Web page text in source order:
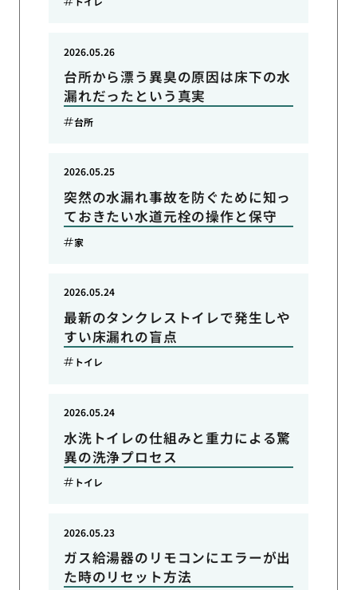
台所から漂う異臭の原因は床下の水
漏れだったという真実
2026.05.26
台所
突然の水漏れ事故を防ぐために知っ
ておきたい水道元栓の操作と保守
2026.05.25
家
最新のタンクレストイレで発生しや
すい床漏れの盲点
2026.05.24
トイレ
水洗トイレの仕組みと重力による驚
異の洗浄プロセス
2026.05.24
トイレ
ガス給湯器のリモコンにエラーが出
た時のリセット方法
2026.05.23